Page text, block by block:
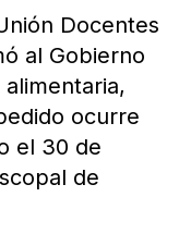
Docentes
al Gobierno
ocurre
el 30 de
de